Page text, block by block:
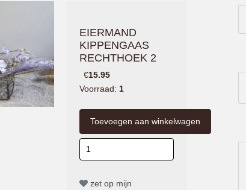
EIERMAND
KIPPENGAAS
RECHTHOEK 2
€15.95
Voorraad: 1
zet op mijn